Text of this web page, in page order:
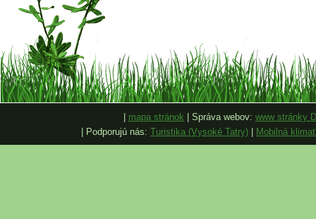
mapa stránok | Správa webov: www stránky
| Podporujú nás: Turistika (Vysoké Tatry) Mobilná